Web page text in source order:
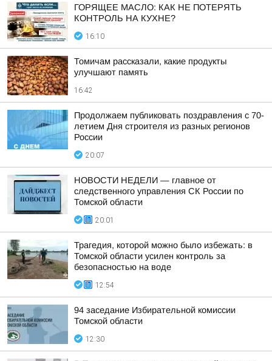
ГОРЯЩЕЕ МАСЛО: КАК НЕ ПОТЕРЯТЬ
КОНТРОЛЬ НА КУХНЕ?
16:10
Томичам рассказали, какие продукты
улучшают память
16:42
Продолжаем публиковать поздравления с 70-
летием Дня строителя из разных регионов
России
20:07
НОВОСТИ НЕДЕЛИ — главное от
следственного управления СК России по
Томской области
20:01
Трагедия, которой можно было избежать: в
Томской области усилен контроль за
безопасностью на воде
12:54
94 заседание Избирательной комиссии
Томской области
12:30